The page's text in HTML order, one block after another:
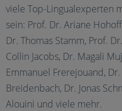
viele Top-Lingualexperten
sein: Prof. Dr. Ariane
Dr. Thomas Stamm, Prof.
Collin Jacobs, Dr. Magali
Emmanuel Frerejouand,
Breidenbach, Dr. Jonas
Alouini und viele mehr.